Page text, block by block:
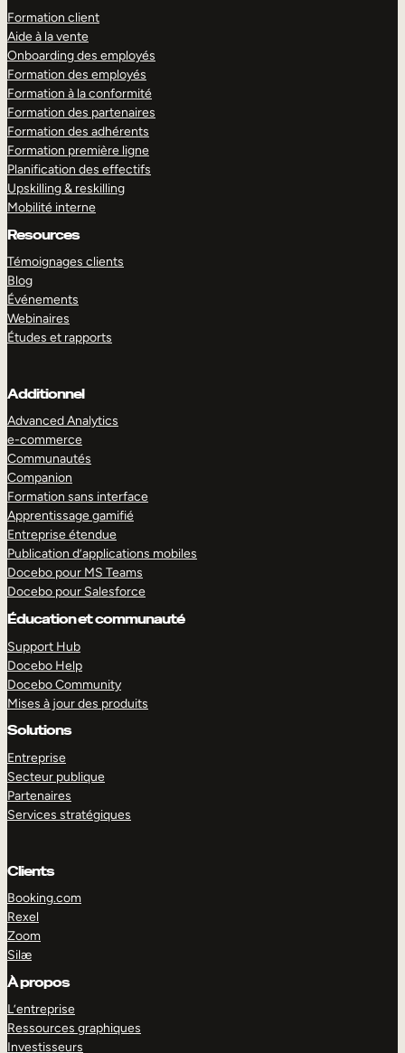
Formation client
Aide à la vente
Onboarding des employés
Formation des employés
Formation à la conformité
Formation des partenaires
Formation des adhérents
Formation première ligne
Planification des effectifs
Upskilling & reskilling
Mobilité interne
Resources
Témoignages clients
Blog
Événements
Webinaires
Études et rapports
Additionnel
Advanced Analytics
e-commerce
Communautés
Companion
Formation sans interface
Apprentissage gamifié
Entreprise étendue
Publication d’applications mobiles
Docebo pour MS Teams
Docebo pour Salesforce
Éducation et communauté
Support Hub
Docebo Help
Docebo Community
Mises à jour des produits
Solutions
Entreprise
Secteur publique
Partenaires
Services stratégiques
Clients
Booking.com
Rexel
Zoom
Silæ
À propos
L’entreprise
Ressources graphiques
Investisseurs